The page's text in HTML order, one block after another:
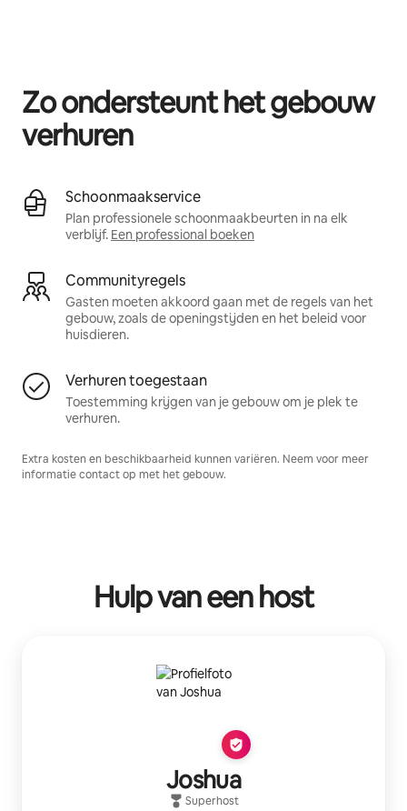
Zo ondersteunt het gebouw
verhuren
Schoonmaakservice
Plan professionele schoonmaakbeurten in na elk
verblijf. Een professional boeken
Communityregels
Gasten moeten akkoord gaan met de regels van het
gebouw, zoals de openingstijden en het beleid voor
huisdieren.
Verhuren toegestaan
Toestemming krijgen van je gebouw om je plek te
verhuren.
Extra kosten en beschikbaarheid kunnen variëren. Neem voor meer
informatie contact op met het gebouw.
Hulp van een host
Joshua
Superhost